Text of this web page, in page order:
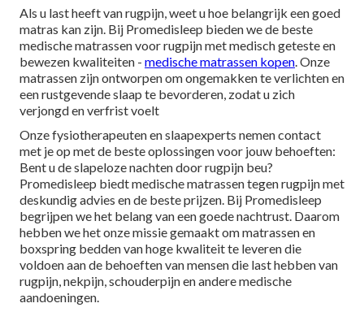
Als u last heeft van rugpijn, weet u hoe belangrijk een goed
matras kan zijn. Bij Promedisleep bieden we de beste
medische matrassen voor rugpijn met medisch geteste en
bewezen kwaliteiten - medische matrassen kopen. Onze
matrassen zijn ontworpen om ongemakken te verlichten en
een rustgevende slaap te bevorderen, zodat u zich
verjongd en verfrist voelt
Onze fysiotherapeuten en slaapexperts nemen contact
met je op met de beste oplossingen voor jouw behoeften:
Bent u de slapeloze nachten door rugpijn beu?
Promedisleep biedt medische matrassen tegen rugpijn met
deskundig advies en de beste prijzen. Bij Promedisleep
begrijpen we het belang van een goede nachtrust. Daarom
hebben we het onze missie gemaakt om matrassen en
boxspring bedden van hoge kwaliteit te leveren die
voldoen aan de behoeften van mensen die last hebben van
rugpijn, nekpijn, schouderpijn en andere medische
aandoeningen.